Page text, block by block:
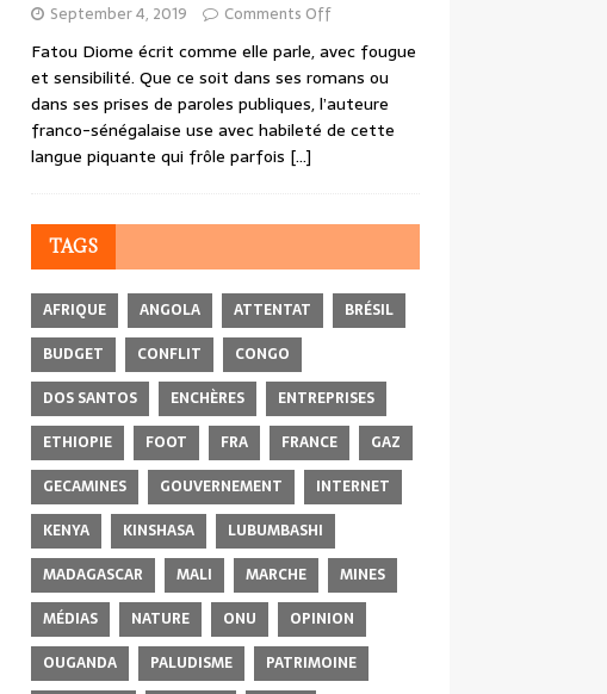
September 4, 2019 Comments Off
Fatou Diome écrit comme elle parle, avec fougue
et sensibilité. Que ce soit dans ses romans ou
dans ses prises de paroles publiques, l’auteure
franco-sénégalaise use avec habileté de cette
langue piquante qui frôle parfois […]
TAGS
AFRIQUE ANGOLA ATTENTAT
BRÉSIL
BUDGET
CONFLIT
CONGO
DOS SANTOS
ENCHÈRES
ENTREPRISES
ETHIOPIE
FOOT FRA FRANCE
GAZ
GECAMINES
GOUVERNEMENT
INTERNET
KENYA
KINSHASA
LUBUMBASHI
MADAGASCAR
MALI MARCHE
MINES
MÉDIAS
NATURE ONU
OPINION
OUGANDA
PALUDISME PATRIMOINE